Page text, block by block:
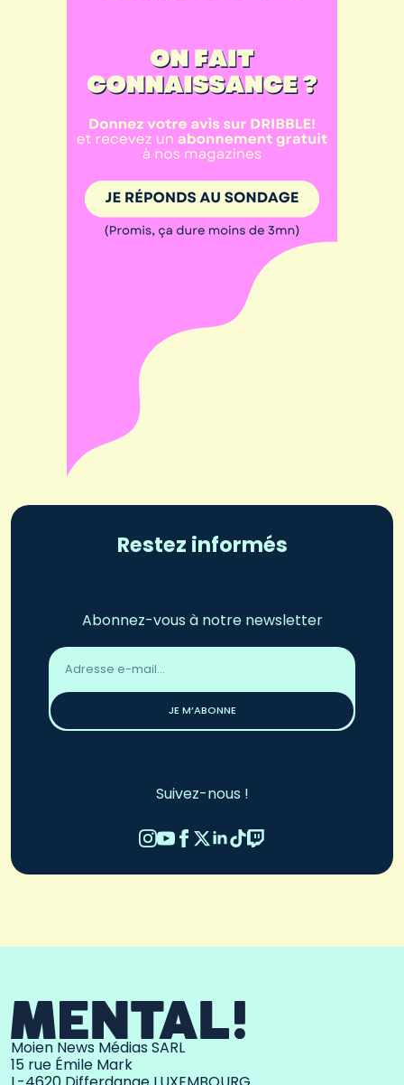
Restez informés
Abonnez-vous à notre newsletter
Adresse
email
JE M’ABONNE
Suivez-nous !
Moien News Médias SARL
15 rue Émile Mark